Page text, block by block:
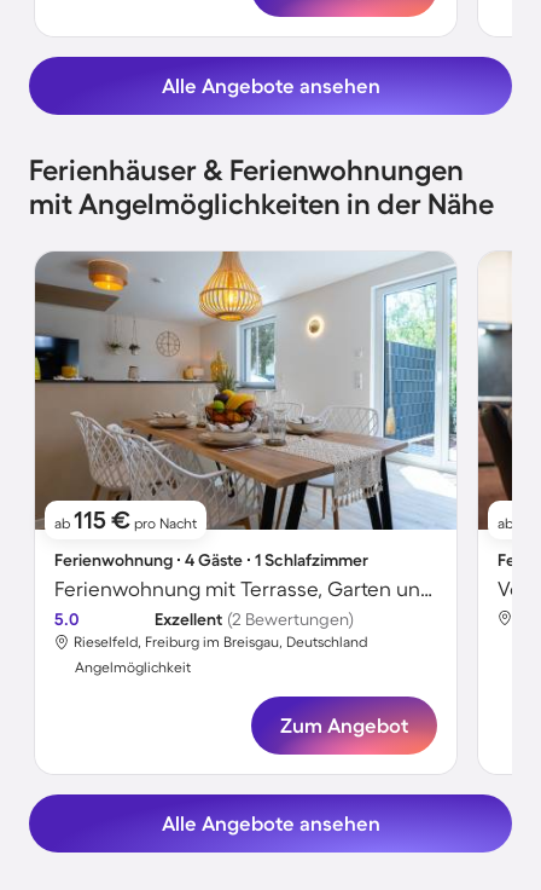
Alle Angebote ansehen
Ferienhäuser & Ferienwohnungen
mit Angelmöglichkeiten in der Nähe
ab 115 € pro Nacht
Ferienwohnung ∙ 4 Gäste ∙ 1 Schlafzimmer
Ferienwohnung mit Terrasse, Garten und Grill | Gartenblick
5.0 Exzellent (2 Bewertungen)
Rieselfeld, Freiburg im Breisgau, Deutschland
Angelmöglichkeit
Zum Angebot
ab
Alle Angebote ansehen